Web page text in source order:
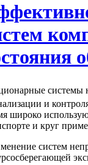
системы
и
широко
и круг
систем